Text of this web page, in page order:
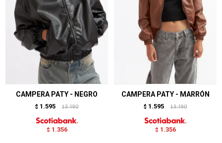
CAMPERA PATY - NEGRO
$ 1.595 $ 3.190
$ 1.356
CAMPERA PATY - MARRÓN
$ 1.595 $ 3.190
$ 1.356